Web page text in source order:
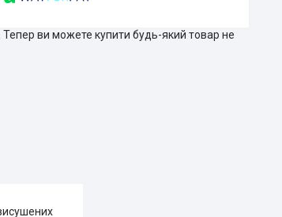
Тепер ви можете купити будь-який товар не